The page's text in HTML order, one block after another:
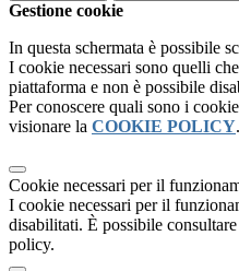
Gestione cookie
In questa schermata è possibile
I cookie necessari sono quelli
piattaforma e non è possibile
Per conoscere quali sono i
visionare la COOKIE POLICY.
Cookie necessari per il
I cookie necessari per il
disabilitati. È possibile
policy.